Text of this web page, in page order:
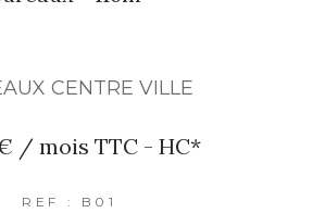
CENTRE VILLE
/ mois TTC - HC*
REF : B01
PAR